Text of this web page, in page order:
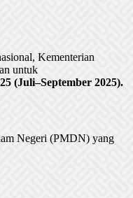
Kementerian
untuk
(Juli–September 2025).
Negeri (PMDN) yang